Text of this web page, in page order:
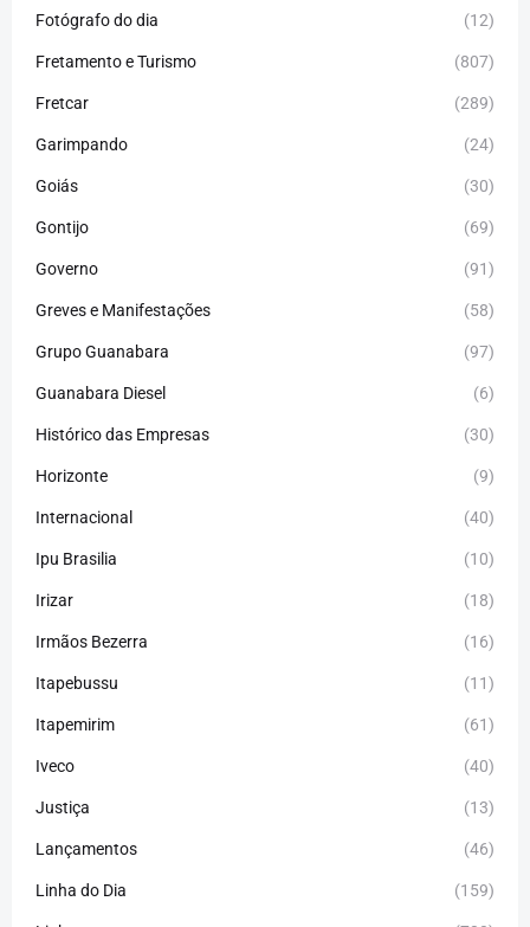
Fotógrafo do dia (12)
Fretamento e Turismo (807)
Fretcar (289)
Garimpando (24)
Goiás (30)
Gontijo (69)
Governo (91)
Greves e Manifestações (58)
Grupo Guanabara (97)
Guanabara Diesel (6)
Histórico das Empresas (30)
Horizonte (9)
Internacional (40)
Ipu Brasilia (10)
Irizar (18)
Irmãos Bezerra (16)
Itapebussu (11)
Itapemirim (61)
Iveco (40)
Justiça (13)
Lançamentos (46)
Linha do Dia (159)